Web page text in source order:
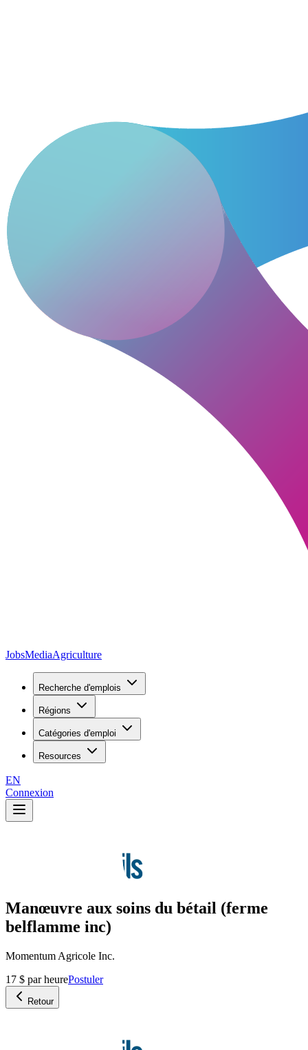
JobsMediaAgriculture
Recherche d'emplois
Régions
Catégories d'emploi
Resources
EN
Connexion
Manœuvre aux soins du bétail (ferme
belflamme inc)
Momentum Agricole Inc.
17 $ par heurePostuler
Retour